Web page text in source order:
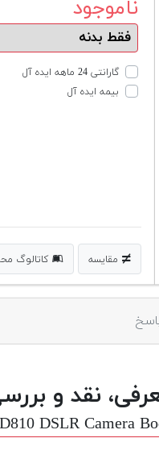
ناموجود
گارانتی 24 ماهه ایده آل
بیمه ایده آل
مقایسه کاتالوگ
نقد و
DSLR Camera